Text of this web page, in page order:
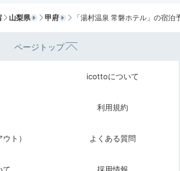
びればシャキッと目覚められます。
風呂に入れば森林浴気分でリフレッ
山梨県 甲府 「湯村温泉 常磐ホテル」の宿泊
ページトップ
icottoについて
利用規約
ト） よくある質問
て 採用情報